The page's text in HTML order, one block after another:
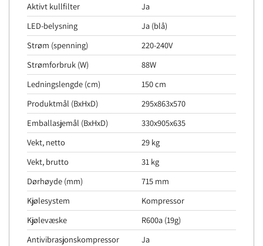
Aktivt kullfilter
Ja
LED-belysning
Ja (blå)
Strøm (spenning)
220-240V
Strømforbruk (W)
88W
Ledningslengde (cm)
150 cm
Produktmål (BxHxD)
295x863x570
Emballasjemål (BxHxD)
330x905x635
Vekt, netto
29 kg
Vekt, brutto
31 kg
Dørhøyde (mm)
715 mm
Kjølesystem
Kompressor
Kjølevæske
R600a (19g)
Antivibrasjonskompressor
Ja